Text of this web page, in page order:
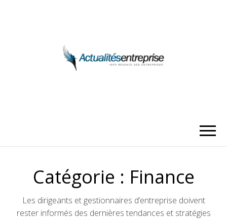
Catégorie : Finance
Les dirigeants et gestionnaires d’entreprise doivent
rester informés des dernières tendances et stratégies